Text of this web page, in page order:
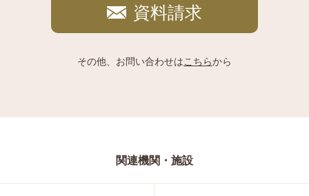
資料請求
その他、お問い合わせはこちらから
関連機関・施設